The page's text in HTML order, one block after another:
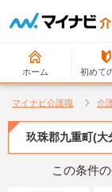
ホーム 初めて
マイナビ介護職 介
玖珠郡九重町(大
この条件